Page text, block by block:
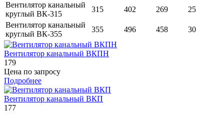
Вентилятор канальный
круглый ВК-315
315 402 269
25
Вентилятор канальный
круглый ВК-355
355 496 458 30
Вентилятор канальный ВКПН
179
Цена по запросу
Подробнее
Вентилятор канальный ВКП
177